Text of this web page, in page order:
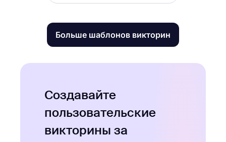
Больше шаблонов викторин
Создавайте
пользовательские
викторины за